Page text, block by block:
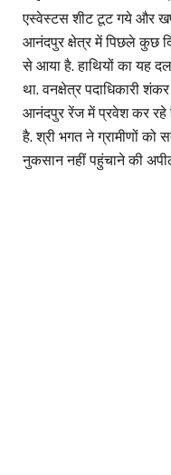
एस्वेस्टस शीट टूट गये और
आनंदपुर क्षेत्र में पिछले कुछ
से आया है. हाथियों का यह
था. वनक्षेत्र पदाधिकारी
आनंदपुर रेंज में प्रवेश कर रहे
है. श्री भगत ने ग्रामीणों को
नुकसान नहीं पहुंचाने की